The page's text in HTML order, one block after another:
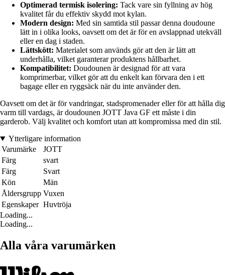
Optimerad termisk isolering: Tack vare sin fyllning av hög
kvalitet får du effektiv skydd mot kylan.
Modern design: Med sin samtida stil passar denna doudoune
lätt in i olika looks, oavsett om det är för en avslappnad utekväll
eller en dag i staden.
Lättskött: Materialet som används gör att den är lätt att
underhålla, vilket garanterar produktens hållbarhet.
Kompatibilitet: Doudounen är designad för att vara
komprimerbar, vilket gör att du enkelt kan förvara den i ett
bagage eller en ryggsäck när du inte använder den.
Oavsett om det är för vandringar, stadspromenader eller för att hålla dig
varm till vardags, är doudounen JOTT Java GF ett måste i din
garderob. Välj kvalitet och komfort utan att kompromissa med din stil.
Ytterligare information
Varumärke
JOTT
Färg
svart
Färg
Svart
Kön
Män
Åldersgrupp Vuxen
Egenskaper Huvtröja
Loading...
Loading...
Alla våra varumärken